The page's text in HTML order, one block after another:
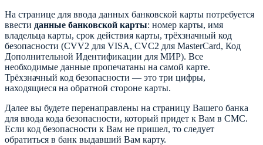
На странице для ввода данных банковской карты потребуется
ввести данные банковской карты: номер карты, имя
владельца карты, срок действия карты, трёхзначный код
безопасности (CVV2 для VISA, CVC2 для MasterCard, Код
Дополнительной Идентификации для МИР). Все
необходимые данные пропечатаны на самой карте.
Трёхзначный код безопасности — это три цифры,
находящиеся на обратной стороне карты.
Далее вы будете перенаправлены на страницу Вашего банка
для ввода кода безопасности, который придет к Вам в СМС.
Если код безопасности к Вам не пришел, то следует
обратиться в банк выдавший Вам карту.